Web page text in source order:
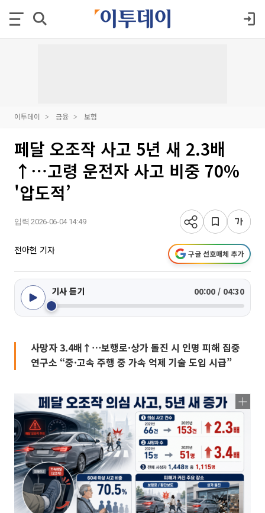
이투데이 금융 보험
페달 오조작 사고 5년 새 2.3배
↑⋯고령 운전자 사고 비중 70%
'압도적’
입력 2026-06-04 14:49
전아현 기자 구글 선호매체 추가
기사 듣기 00:00 / 04:30
사망자 3.4배↑⋯보행로·상가 돌진 시 인명 피해 집중
연구소 “중·고속 주행 중 가속 억제 기술 도입 시급”